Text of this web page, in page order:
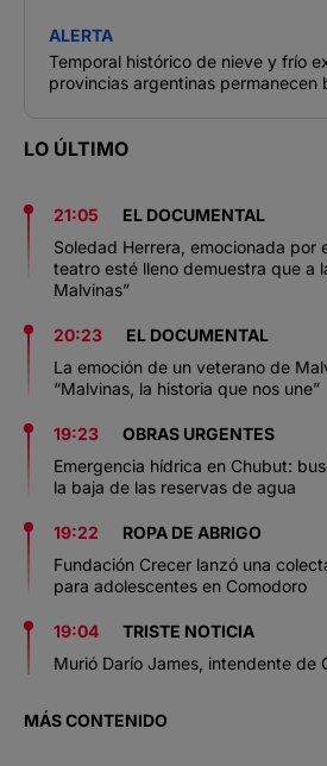
ALERTA
Temporal histórico de nieve y frío
provincias argentinas permanecen
LO ÚLTIMO
21:05
EL DOCUMENTAL
Soledad Herrera, emocionada por
teatro esté lleno demuestra que a
Malvinas”
20:23
EL DOCUMENTAL
La emoción de un veterano de
“Malvinas, la historia que nos une”
19:23
OBRAS URGENTES
Emergencia hídrica en Chubut:
la baja de las reservas de agua
19:22
ROPA DE ABRIGO
Fundación Crecer lanzó una
para adolescentes en Comodoro
19:04
TRISTE NOTICIA
Murió Darío James, intendente de
MÁS CONTENIDO